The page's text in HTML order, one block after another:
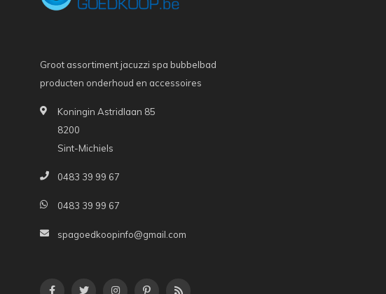
Groot assortiment jacuzzi spa bubbelbad
producten onderhoud en accessoires
Koningin Astridlaan 85
8200
Sint-Michiels
0483 39 99 67
0483 39 99 67
spagoedkoopinfo@gmail.com